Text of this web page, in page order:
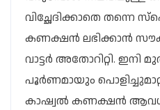
വിച്ഛേദിക്കാതെ തന്നെ
കണക്ഷൻ ലഭിക്കാൻ
വാട്ടർ അതോറിറ്റി. ഇനി
പൂർണമായും
കാഷ്വൽ കണക്ഷൻ